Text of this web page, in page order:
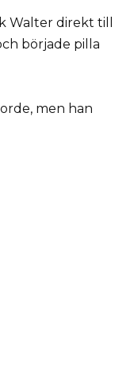
Walter direkt till
började pilla
men han